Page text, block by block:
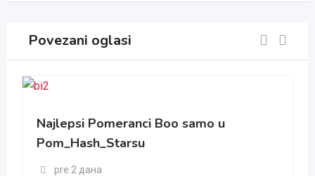
Povezani oglasi
Najlepsi Pomeranci Boo samo u
Pom_Hash_Starsu
pre 2 дана